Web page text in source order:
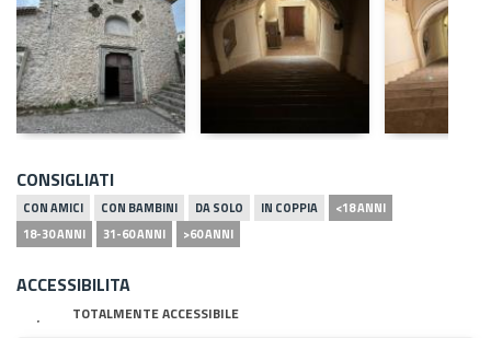
CONSIGLIATI
CON AMICI CON BAMBINI DA SOLO IN COPPIA
<18 ANNI
18-30 ANNI
31-60 ANNI >60 ANNI
ACCESSIBILITA
TOTALMENTE ACCESSIBILE